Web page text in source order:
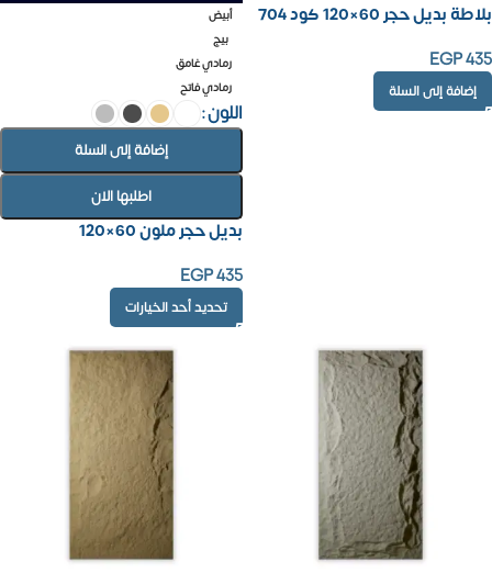
بلاطة بديل حجر 60×120 كود 704
EGP435
إضافة إلى السلة
أبيض
بيج
رمادي غامق
رمادي فاتح
اللون
إضافة إلى السلة
اطلبها الان
بديل حجر ملون 60×120
EGP435
تحديد أحد الخيارات